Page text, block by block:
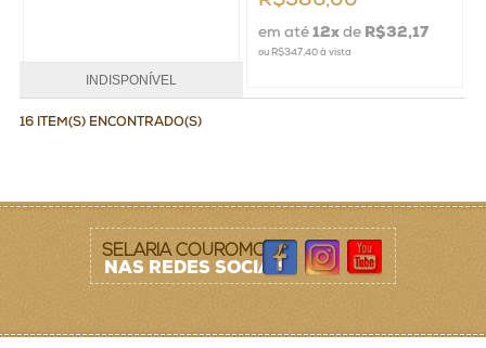
INDISPONÍVEL
em até 12xde R$32,17
ou R$347,40à vista
16 ITEM(S) ENCONTRADO(S)
SELARIA COUROMODA
NAS REDES SOCIAIS